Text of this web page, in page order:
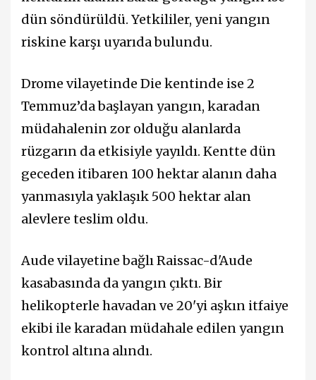
dün söndürüldü. Yetkililer, yeni yangın
riskine karşı uyarıda bulundu.
Drome vilayetinde Die kentinde ise 2
Temmuz’da başlayan yangın, karadan
müdahalenin zor olduğu alanlarda
rüzgarın da etkisiyle yayıldı. Kentte dün
geceden itibaren 100 hektar alanın daha
yanmasıyla yaklaşık 500 hektar alan
alevlere teslim oldu.
Aude vilayetine bağlı Raissac-d'Aude
kasabasında da yangın çıktı. Bir
helikopterle havadan ve 20'yi aşkın itfaiye
ekibi ile karadan müdahale edilen yangın
kontrol altına alındı.